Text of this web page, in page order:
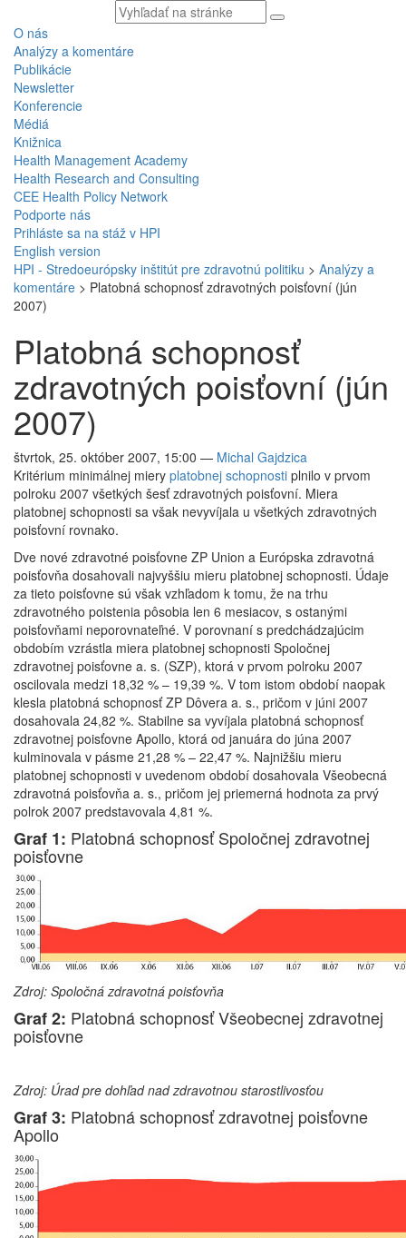
Vyhľadávaný
text
O nás
Analýzy a komentáre
Publikácie
Newsletter
Konferencie
Médiá
Knižnica
Health Management Academy
Health Research and Consulting
CEE Health Policy Network
Podporte nás
Prihláste sa na stáž v HPI
English version
HPI - Stredoeurópsky inštitút pre zdravotnú politiku > Analýzy a
komentáre > Platobná schopnosť zdravotných poisťovní (jún
2007)
Platobná schopnosť
zdravotných poisťovní (jún
2007)
štvrtok, 25. október 2007, 15:00 — Michal Gajdzica
Kritérium minimálnej miery platobnej schopnosti plnilo v prvom
polroku 2007 všetkých šesť zdravotných poisťovní. Miera
platobnej schopnosti sa však nevyvíjala u všetkých zdravotných
poisťovní rovnako.
Dve nové zdravotné poisťovne ZP Union a Európska zdravotná
poisťovňa dosahovali najvyššiu mieru platobnej schopnosti. Údaje
za tieto poisťovne sú však vzhľadom k tomu, že na trhu
zdravotného poistenia pôsobia len 6 mesiacov, s ostanými
poisťovňami neporovnateľné. V porovnaní s predchádzajúcim
obdobím vzrástla miera platobnej schopnosti Spoločnej
zdravotnej poisťovne a. s. (SZP), ktorá v prvom polroku 2007
oscilovala medzi 18,32 % – 19,39 %. V tom istom období naopak
klesla platobná schopnosť ZP Dôvera a. s., pričom v júni 2007
dosahovala 24,82 %. Stabilne sa vyvíjala platobná schopnosť
zdravotnej poisťovne Apollo, ktorá od januára do júna 2007
kulminovala v pásme 21,28 % – 22,47 %. Najnižšiu mieru
platobnej schopnosti v uvedenom období dosahovala Všeobecná
zdravotná poisťovňa a. s., pričom jej priemerná hodnota za prvý
polrok 2007 predstavovala 4,81 %.
Graf 1: Platobná schopnosť Spoločnej zdravotnej
poisťovne
Zdroj: Spoločná zdravotná poisťovňa
Graf 2: Platobná schopnosť Všeobecnej zdravotnej
poisťovne
Zdroj: Úrad pre dohľad nad zdravotnou starostlivosťou
Graf 3: Platobná schopnosť zdravotnej poisťovne
Apollo